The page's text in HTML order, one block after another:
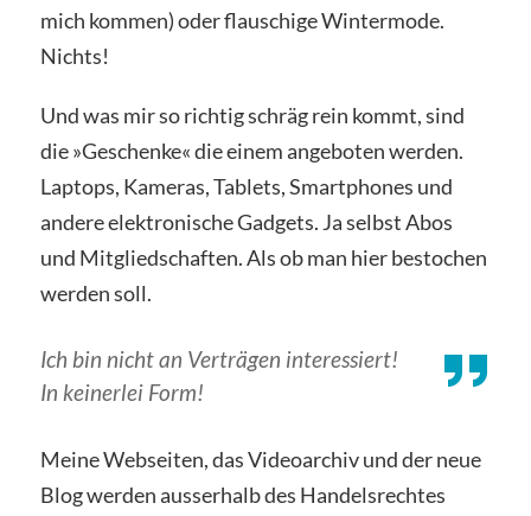
mich kommen) oder flauschige Wintermode.
Nichts!
Und was mir so richtig schräg rein kommt, sind
die»Geschenke«die einem angeboten werden.
Laptops, Kameras, Tablets, Smartphones und
andere elektronische Gadgets. Ja selbst Abos
und Mitgliedschaften. Als ob man hier bestochen
werden soll.
Ich bin nicht an Verträgen interessiert!
In keinerlei Form!
Meine Webseiten, das Videoarchiv und der neue
Blog werden ausserhalb des Handelsrechtes